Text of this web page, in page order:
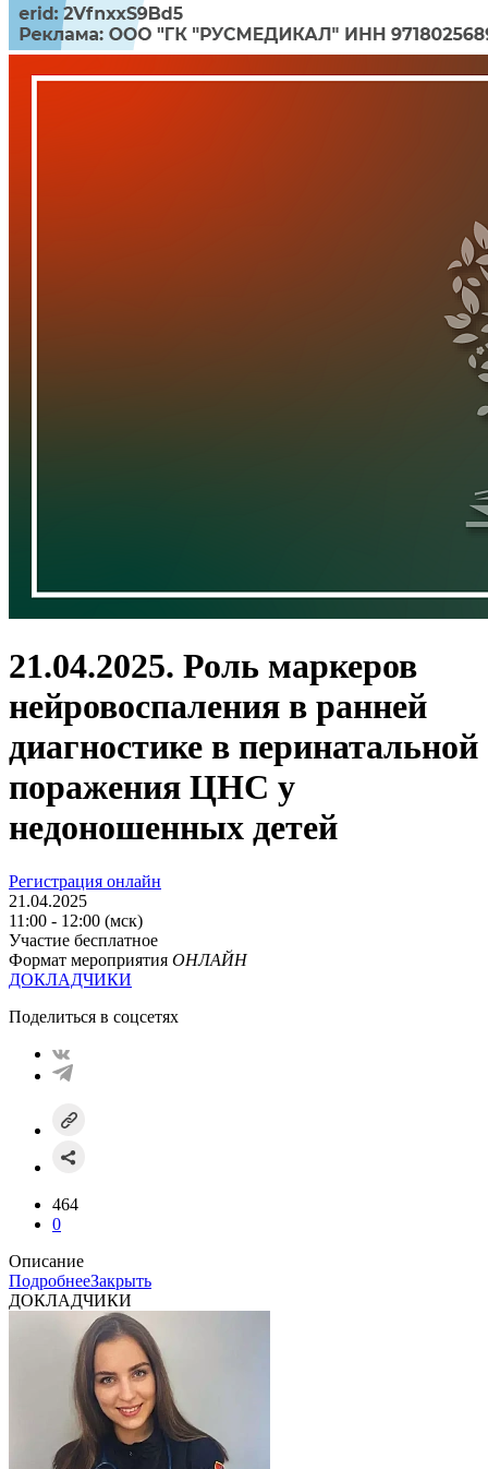
21.04.2025. Роль маркеров
нейровоспаления в ранней
диагностике в перинатальной
поражения ЦНС у
недоношенных детей
Регистрация онлайн
21.04.2025
11:00 - 12:00 (мск)
Участие бесплатное
Формат мероприятия ОНЛАЙН
ДОКЛАДЧИКИ
Поделиться в соцсетях
464
0
Описание
ПодробнееЗакрыть
ДОКЛАДЧИКИ